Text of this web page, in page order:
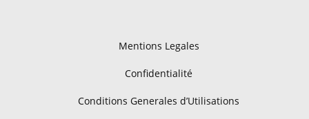
Mentions Legales
Confidentialité
Conditions Generales d’Utilisations